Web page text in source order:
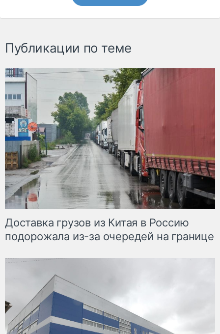
Публикации по теме
Доставка грузов из Китая в Россию
подорожала из-за очередей на границе